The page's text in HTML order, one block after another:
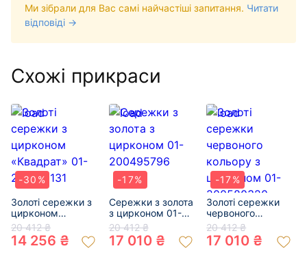
Ми зібрали для Вас самі найчастіші запитання. Читати
відповіді →
Схожі прикраси
-30%
Золоті сережки з
цирконом
«Квадрат» 01-
200351131
20 412 ₴
14 256 ₴
-17%
Сережки з золота
з цирконом 01-
200495796
20 412 ₴
17 010 ₴
-17%
Золоті сережки
червоного
кольору з
цирконом 01-
200580320
20 412 ₴
17 010 ₴